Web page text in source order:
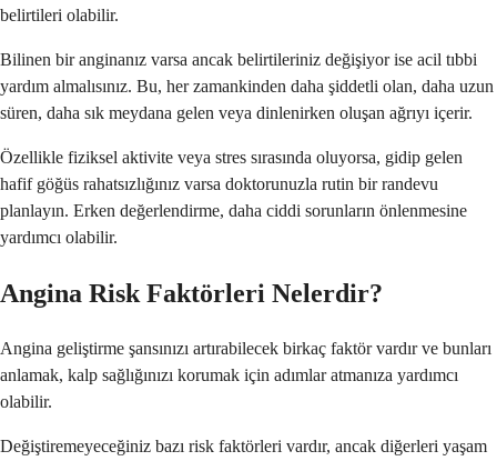
belirtileri olabilir.
Bilinen bir anginanız varsa ancak belirtileriniz değişiyor ise acil tıbbi
yardım almalısınız. Bu, her zamankinden daha şiddetli olan, daha uzun
süren, daha sık meydana gelen veya dinlenirken oluşan ağrıyı içerir.
Özellikle fiziksel aktivite veya stres sırasında oluyorsa, gidip gelen
hafif göğüs rahatsızlığınız varsa doktorunuzla rutin bir randevu
planlayın. Erken değerlendirme, daha ciddi sorunların önlenmesine
yardımcı olabilir.
Angina Risk Faktörleri Nelerdir?
Angina geliştirme şansınızı artırabilecek birkaç faktör vardır ve bunları
anlamak, kalp sağlığınızı korumak için adımlar atmanıza yardımcı
olabilir.
Değiştiremeyeceğiniz bazı risk faktörleri vardır, ancak diğerleri yaşam